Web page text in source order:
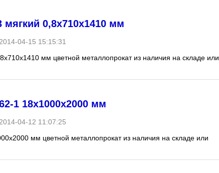
0,8х710х1410 мм
04-15 15:15:31
мм цветной металлопрокат из наличия на складе или
1 18х1000х2000 мм
04-12 11:07:25
мм цветной металлопрокат из наличия на складе или